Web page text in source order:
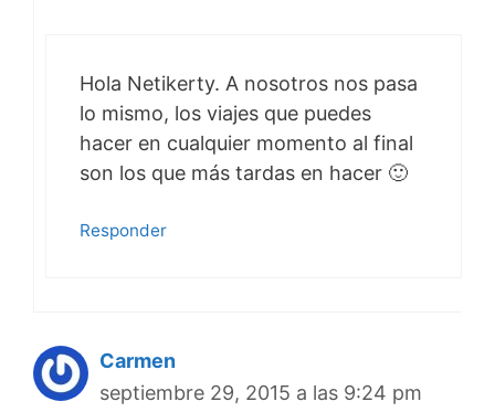
Hola Netikerty. A nosotros nos pasa
lo mismo, los viajes que puedes
hacer en cualquier momento al final
son los que más tardas en hacer 🙂
Responder
Carmen
septiembre 29, 2015 a las 9:24 pm